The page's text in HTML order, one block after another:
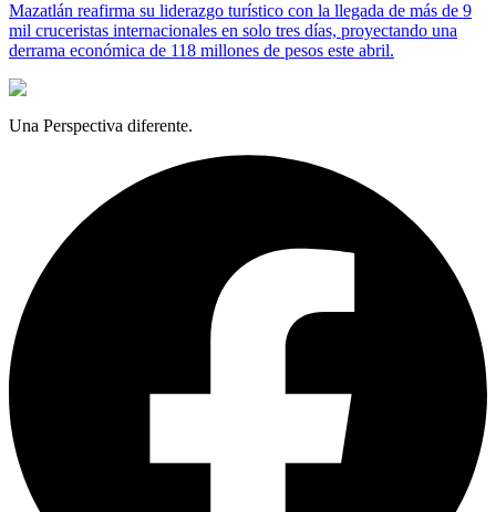
Mazatlán reafirma su liderazgo turístico con la llegada de más de 9
mil cruceristas internacionales en solo tres días, proyectando una
derrama económica de 118 millones de pesos este abril.
Una Perspectiva diferente.